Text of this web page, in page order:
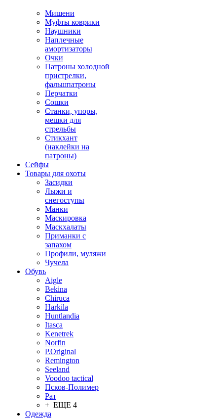
Мишени
Муфты коврики
Наушники
Наплечные
амортизаторы
Очки
Патроны холодной
пристрелки,
фальшпатроны
Перчатки
Сошки
Станки, упоры,
мешки для
стрельбы
Стикхант
(наклейки на
патроны)
Сейфы
Товары для охоты
Засидки
Лыжи и
снегоступы
Манки
Маскировка
Маскхалаты
Приманки с
запахом
Профили, муляжи
Чучела
Обувь
Aigle
Bekina
Chiruсa
Harkila
Huntlandia
Itasca
Kenetrek
Norfin
P.Original
Remington
Seeland
Voodoo tactical
Псков-Полимер
Рат
+ ЕЩЕ 4
Одежда